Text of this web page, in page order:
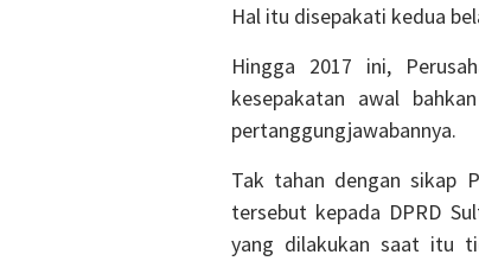
Hal itu disepakati kedua
Hingga 2017 ini,
kesepakatan awal
pertanggungjawabannya.
Tak tahan dengan sikap
tersebut kepada DPRD
yang dilakukan saat itu